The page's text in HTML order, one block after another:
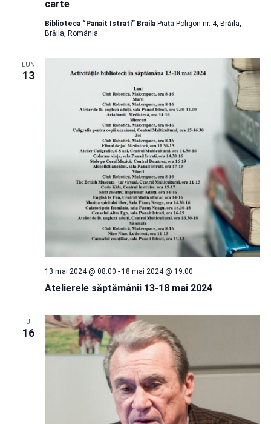
carte
Biblioteca “Panait Istrati” Braila Piața Poligon nr. 4, Brăila,
Brăila, România
LUN
13
Atelierele săptămânii 13-18 mai 2024
13 mai 2024 @ 08:00 - 18 mai 2024 @ 19:00
J
16